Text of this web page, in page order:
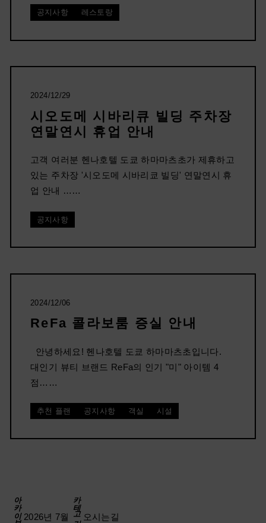
공지사항 레스토랑
2024/12/29
시오도메 시바리큐 빌딩 주차장
연말연시 휴업 안내
고객 여러분 헨나호텔 도쿄 하마마츠초가 제휴하고
있는 주차장 '시오도메 시바리쿄 빌딩' 연말연시 휴
업 안내 ……
공지사항
2024/12/06
ReFa 콜라보룸 증실 안내
안녕하세요! 헨나호텔 도쿄 하마마츠초입니다.
대인기 뷰티 브랜드 ReFa의 인기 "미" 아이템 4
점……
추천 플랜 공지사항 객실 시설
아카이브 2026년 7월 카테고리 오시는길